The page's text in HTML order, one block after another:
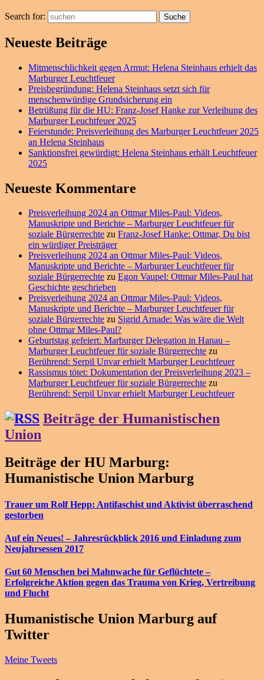
Search for: Suche
Neueste Beiträge
Mitmenschlichkeit gegen Armut: Helena Steinhaus erhielt das
Marburger Leuchtfeuer
Preisbegründung: Helena Steinhaus setzt sich für
menschenwürdige Grundsicherung ein
Betrüßung für die HU: Franz-Josef Hanke zur Verleihung des
Marburger Leuchtfeuer 2025
Feierstunde: Preisverleihung des Marburger Leuchtfeuer 2025
an Helena Steinhaus
Sanktionsfrei gewürdigt: Helena Steinhaus erhält Leuchtfeuer
2025
Neueste Kommentare
Preisverleihung 2024 an Ottmar Miles-Paul: Videos,
Manuskripte und Berichte – Marburger Leuchtfeuer für
soziale Bürgerrechte zu Franz-Josef Hanke: Ottmar, Du bist
ein würdiger Preisträger
Preisverleihung 2024 an Ottmar Miles-Paul: Videos,
Manuskripte und Berichte – Marburger Leuchtfeuer für
soziale Bürgerrechte zu Egon Vaupel: Ottmar Miles-Paul hat
Geschichte geschrieben
Preisverleihung 2024 an Ottmar Miles-Paul: Videos,
Manuskripte und Berichte – Marburger Leuchtfeuer für
soziale Bürgerrechte zu Sigrid Arnade: Was wäre die Welt
ohne Ottmar Miles-Paul?
Geburtstag gefeiert: Marburger Delegation in Hanau –
Marburger Leuchtfeuer für soziale Bürgerrechte zu
Berührend: Serpil Unvar erhielt Marburger Leuchtfeuer
Rassismus tötet: Dokumentation der Preisverleihung 2023 –
Marburger Leuchtfeuer für soziale Bürgerrechte zu
Berührend: Serpil Unvar erhielt Marburger Leuchtfeuer
Beiträge der Humanistischen
Union
Beiträge der HU Marburg:
Humanistische Union Marburg
Trauer um Rolf Hepp: Antifaschist und Aktivist überraschend
gestorben
Auf ein Neues! – Jahresrückblick 2016 und Einladung zum
Neujahrsessen 2017
Gut 60 Menschen bei Mahnwache für Geflüchtete –
Erfolgreiche Aktion gegen das Trauma von Krieg, Vertreibung
und Flucht
Humanistische Union Marburg auf
Twitter
Meine Tweets